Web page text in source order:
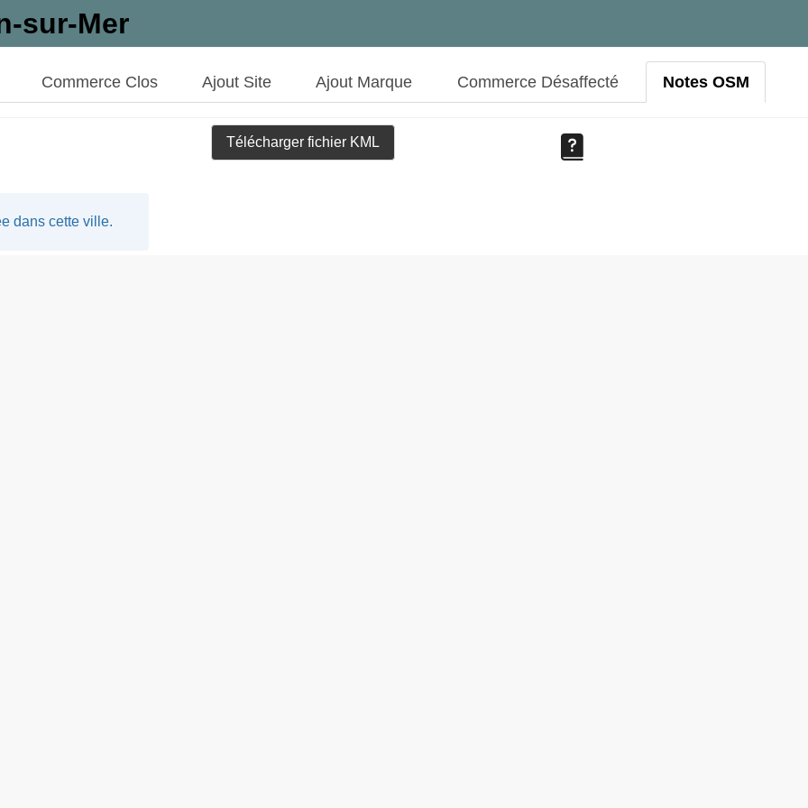
sur-Mer
Commerce Clos Ajout Site Ajout Marque Commerce Désaffecté Notes OSM
Télécharger fichier KML
dans cette ville.